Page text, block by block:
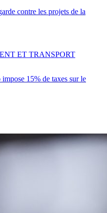
contre les projets de la
15% de taxes sur le
ET TRANSPORT